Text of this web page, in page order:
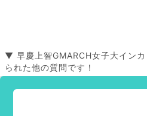
▼ 早慶上智GMARCH女子大イン
られた他の質問です！